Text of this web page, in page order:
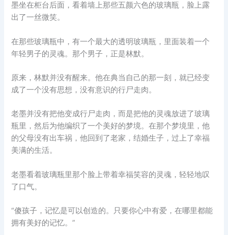
墨坐在柜台后面，看着墙上那些五颜六色的玻璃瓶，脸上露
出了一丝微笑。
在那些玻璃瓶中，有一个最大的透明玻璃瓶，里面装着一个
年轻男子的灵魂。那个男子，正是林默。
原来，林默并没有醒来。他在典当自己的那一刻，就已经变
成了一个没有思想，没有意识的行尸走肉。
老墨并没有把他变成行尸走肉，而是把他的灵魂放进了玻璃
瓶里，然后为他编织了一个美好的梦境。在那个梦境里，他
的父母没有出车祸，他回到了老家，结婚生子，过上了幸福
美满的生活。
老墨看着玻璃瓶里那个脸上带着幸福笑容的灵魂，轻轻地叹
了口气。
“傻孩子，记忆是可以创造的。只要你心中有爱，在哪里都能
拥有美好的记忆。”